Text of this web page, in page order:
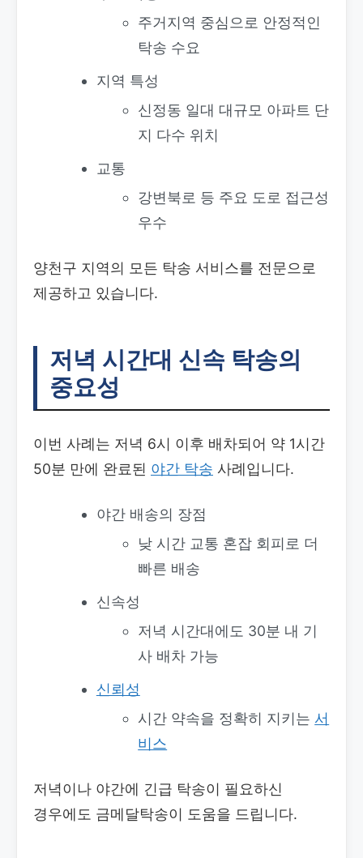
주거지역 중심으로 안정적인
탁송 수요
지역 특성
신정동 일대 대규모 아파트 단
지 다수 위치
교통
강변북로 등 주요 도로 접근성
우수
양천구 지역의 모든 탁송 서비스를 전문으로
제공하고 있습니다.
저녁 시간대 신속 탁송의
중요성
이번 사례는 저녁 6시 이후 배차되어 약 1시간
50분 만에 완료된 야간 탁송 사례입니다.
야간 배송의 장점
낮 시간 교통 혼잡 회피로 더
빠른 배송
신속성
저녁 시간대에도 30분 내 기
사 배차 가능
신뢰성
시간 약속을 정확히 지키는 서
비스
저녁이나 야간에 긴급 탁송이 필요하신
경우에도 금메달탁송이 도움을 드립니다.